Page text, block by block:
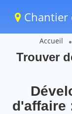
Chantier
Accueil
Trouver
d'affaire